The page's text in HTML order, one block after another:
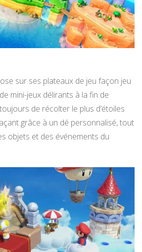
sur ses plateaux de jeu façon jeu
mini-jeux délirants à la fin de
de récolter le plus d’étoiles
grâce à un dé personnalisé, tout
objets et des événements du